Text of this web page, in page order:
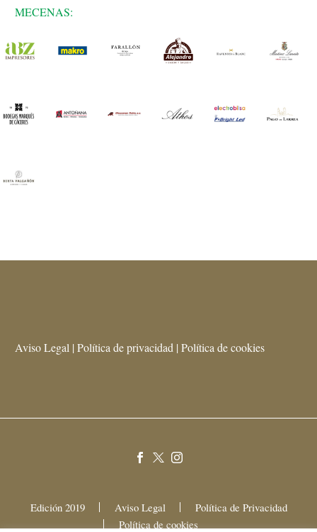
MECENAS:
Aviso Legal | Política de privacidad | Política de cookies
Edición 2019 Aviso Legal
Política de Privacidad
Política de cookies